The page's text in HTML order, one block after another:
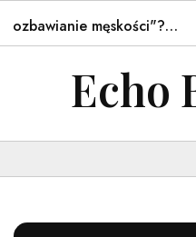
męskości"?…
Echo